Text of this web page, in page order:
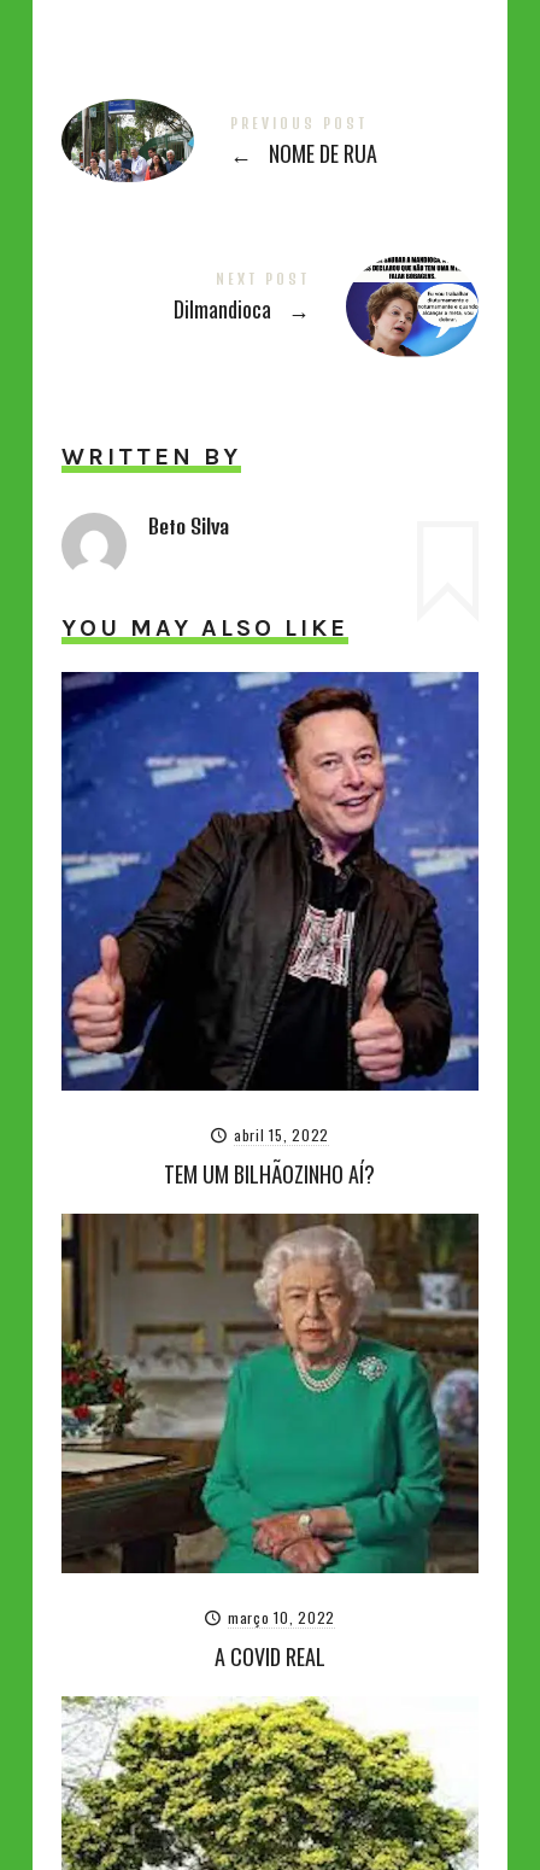
PREVIOUS POST
← NOME DE RUA
NEXT POST
Dilmandioca →
WRITTEN BY
Beto Silva
YOU MAY ALSO LIKE
abril 15, 2022
TEM UM BILHÃOZINHO AÍ?
março 10, 2022
A COVID REAL